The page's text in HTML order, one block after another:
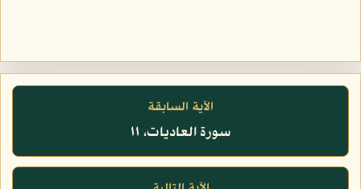
الآية السابقة
سورة العاديات، ١١